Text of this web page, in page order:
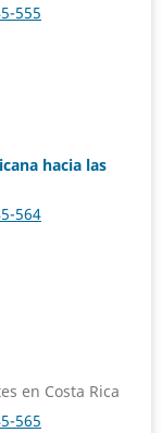
555
hacia las
564
en Costa Rica
565